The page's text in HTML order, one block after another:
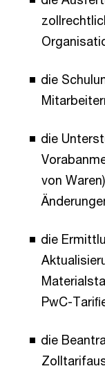
die
die
von
die
PwC-
die